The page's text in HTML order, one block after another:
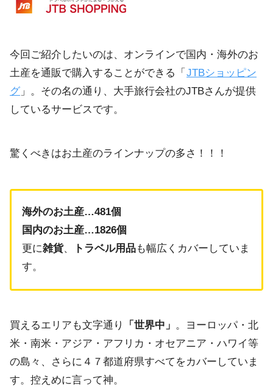
今回ご紹介したいのは、オンラインで国内・海外のお
土産を通販で購入することができる「 JTBショッピン
グ 」。その名の通り、大手旅行会社のJTBさんが提供
しているサービスです。
驚くべきはお土産のラインナップの多さ！！！
海外のお土産…481個
国内のお土産…1826個
更に雑貨、 トラベル用品も幅広くカバーしていま
す。
買えるエリアも文字通り 「世界中」 。ヨーロッパ・北
米・南米・アジア・アフリカ・オセアニア・ハワイ等
の島々、さらに４７都道府県すべてをカバーしていま
す。控えめに言って神。